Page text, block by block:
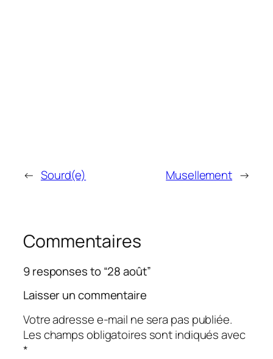
← Sourd(e) Musellement →
Commentaires
9 responses to “28 août”
Laisser un commentaire
Votre adresse e-mail ne sera pas publiée.
Les champs obligatoires sont indiqués avec
*